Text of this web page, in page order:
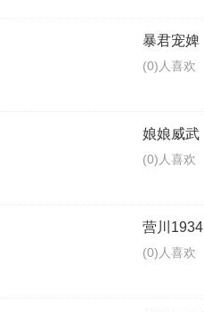
暴君宠婢
(0)人喜欢
娘娘威武
(0)人喜欢
营川1934
(0)人喜欢